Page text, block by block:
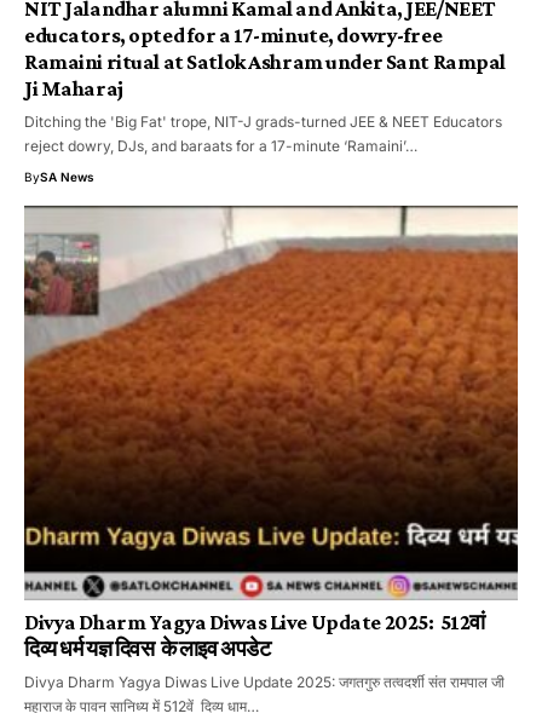
NIT Jalandhar alumni Kamal and Ankita, JEE/NEET
educators, opted for a 17-minute, dowry-free
Ramaini ritual at Satlok Ashram under Sant Rampal
Ji Maharaj
Ditching the 'Big Fat' trope, NIT-J grads-turned JEE & NEET Educators
reject dowry, DJs, and baraats for a 17-minute ‘Ramaini’…
BySA News
Divya Dharm Yagya Diwas Live Update 2025: 512वां
दिव्य धर्म यज्ञ दिवस के लाइव अपडेट
Divya Dharm Yagya Diwas Live Update 2025: जगतगुरु तत्वदर्शी संत रामपाल जी
महाराज के पावन सानिध्य में 512वें दिव्य धाम…